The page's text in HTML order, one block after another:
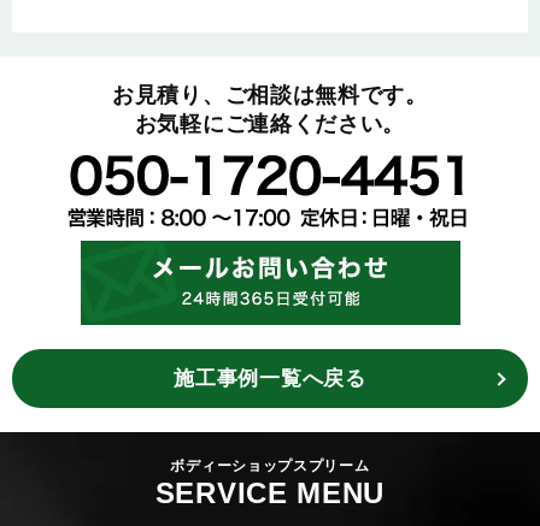
お見積り、ご相談は無料です。
お気軽にご連絡ください。
施工事例一覧へ戻る
ボディーショップスプリーム
SERVICE MENU